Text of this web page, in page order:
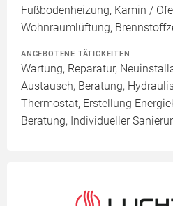
Fußbodenheizung, Kamin /
Wohnraumlüftung,
ANGEBOTENE TÄTIGKEITEN
Wartung, Reparatur,
Austausch, Beratung,
Thermostat, Erstellung
Beratung, Individueller